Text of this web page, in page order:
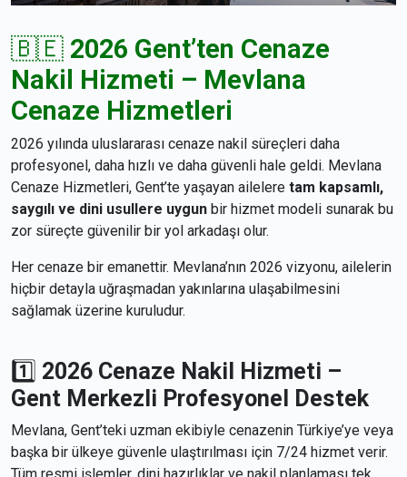
🇧🇪 2026 Gent’ten Cenaze
Nakil Hizmeti – Mevlana
Cenaze Hizmetleri
2026 yılında uluslararası cenaze nakil süreçleri daha
profesyonel, daha hızlı ve daha güvenli hale geldi. Mevlana
Cenaze Hizmetleri, Gent’te yaşayan ailelere tam kapsamlı,
saygılı ve dini usullere uygun bir hizmet modeli sunarak bu
zor süreçte güvenilir bir yol arkadaşı olur.
Her cenaze bir emanettir. Mevlana’nın 2026 vizyonu, ailelerin
hiçbir detayla uğraşmadan yakınlarına ulaşabilmesini
sağlamak üzerine kuruludur.
1️⃣ 2026 Cenaze Nakil Hizmeti –
Gent Merkezli Profesyonel Destek
Mevlana, Gent’teki uzman ekibiyle cenazenin Türkiye’ye veya
başka bir ülkeye güvenle ulaştırılması için 7/24 hizmet verir.
Tüm resmi işlemler, dini hazırlıklar ve nakil planlaması tek